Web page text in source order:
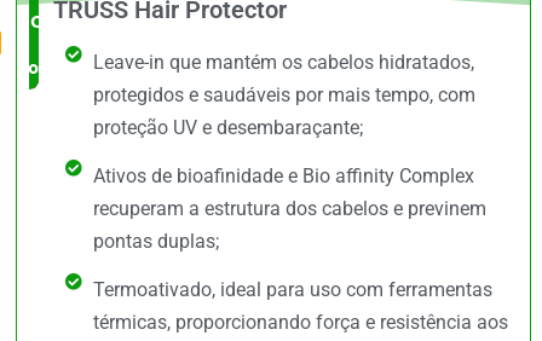
O Mais
completo
TRUSS Hair Protector
Leave-in que mantém os cabelos hidratados,
protegidos e saudáveis por mais tempo, com
proteção UV e desembaraçante;
Ativos de bioafinidade e Bio affinity Complex
recuperam a estrutura dos cabelos e previnem
pontas duplas;
Termoativado, ideal para uso com ferramentas
térmicas, proporcionando força e resistência aos